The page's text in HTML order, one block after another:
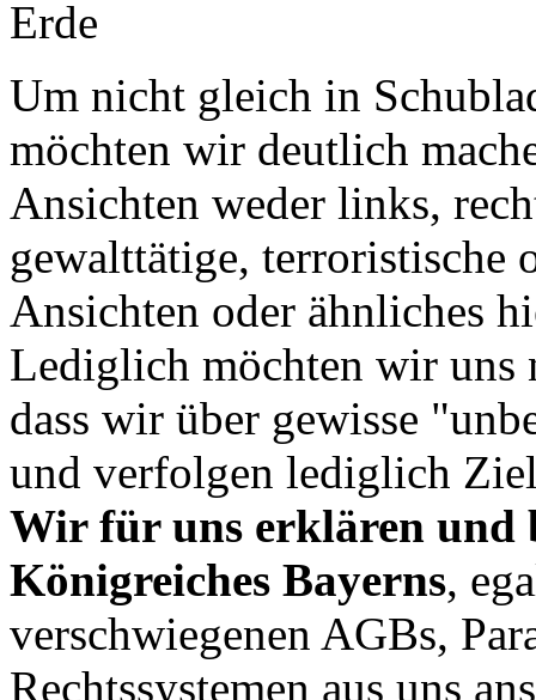
Um nicht gleich in
möchten wir deutlich
Ansichten weder links,
gewalttätige, terroristische
Ansichten oder ähnliches
Lediglich möchten wir uns
dass wir über gewisse
und verfolgen lediglich
Wir für uns erklären und
Königreiches Bayerns,
verschwiegenen AGBs,
Rechtssystemen aus uns